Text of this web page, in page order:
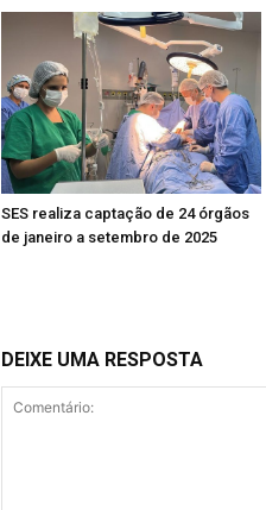
SES realiza captação de 24 órgãos
de janeiro a setembro de 2025
DEIXE UMA RESPOSTA